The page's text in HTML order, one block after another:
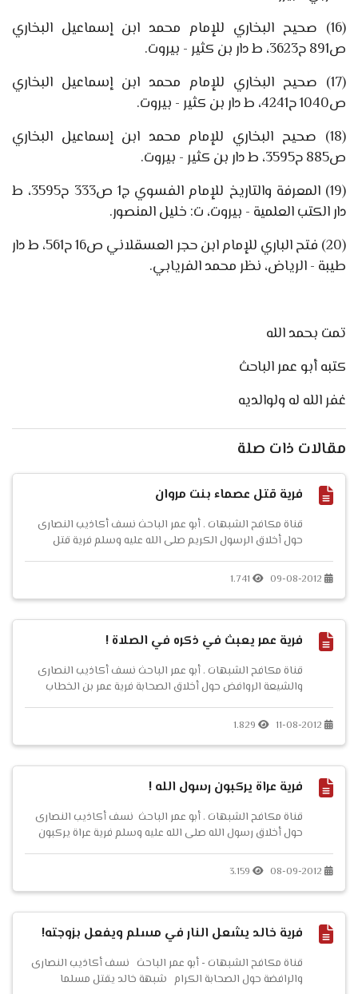
(16)
صحيح البخاري للإمام محمد ابن إسماعيل البخاري
ص891ح3623، ط دار بن كثير - بيروت.
(17)
صحيح البخاري للإمام محمد ابن إسماعيل البخاري
ص1040ح4241، ط دار بن كثير - بيروت.
(18)
صحيح البخاري للإمام محمد ابن إسماعيل البخاري
ص885ح3595، ط دار بن كثير - بيروت.
(19)
المعرفة والتاريخ للإمام الفسوي ج1 ص333 ح3595، ط
دار الكتب العلمية - بيروت، ت: خليل المنصور.
(20)
فتح الباري للإمام ابن حجر العسقلاني ص16ح561، ط دار
طيبة - الرياض، نظر محمد الفريابي.
تمت بحمد الله
كتبه أبو عمر الباحث
غفر الله له ولوالديه
مقالات ذات صلة
فرية قتل عصماء بنت مروان
قناة مكافح الشبهات . أبو عمر الباحث نسف أكاذيب النصارى
حول أخلاق الرسول الكريم صلى الله عليه وسلم فرية قتل
09-08-2012
1.741
فرية عمر يعبث في ذكره في الصلاة !
قناة مكافح الشبهات . أبو عمر الباحث نسف أكاذيب النصارى
والشيعة الروافض حول أخلاق الصحابة فرية عمر بن الخطاب
11-08-2012
1.829
فرية عراة يركبون رسول الله !
قناة مكافح الشبهات . أبو عمر الباحث نسف أكاذيب النصارى
حول أخلاق رسول الله صلى الله عليه وسلم فرية عراة يركبون
08-09-2012
3.159
فرية خالد يشعل النار في مسلم ويفعل بزوجته!
قناة مكافح الشبهات - أبو عمر الباحث نسف أكاذيب النصارى
والرافضة حول الصحابة الكرام شبهة خالد يقتل مسلما